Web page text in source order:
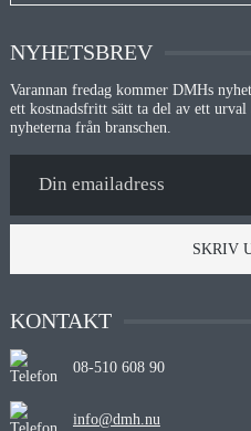
NYHETSBREV
Varannan fredag kommer DMHs
ett kostnadsfritt sätt ta del av ett urval
nyheterna från branschen.
SKRIV
KONTAKT
08-510 608 90
info@dmh.nu